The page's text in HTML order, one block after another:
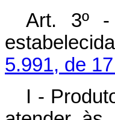
Art. 3º -
5.991, de
I -